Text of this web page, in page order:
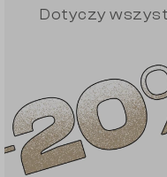
Dotyczy